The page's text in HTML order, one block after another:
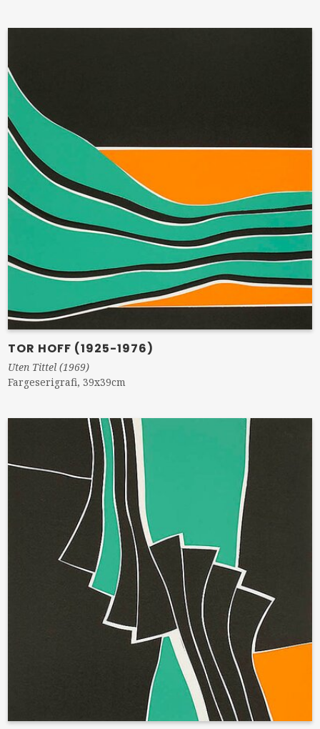
TOR HOFF (1925-1976)
Uten Tittel (1969)
Fargeserigrafi, 39x39cm